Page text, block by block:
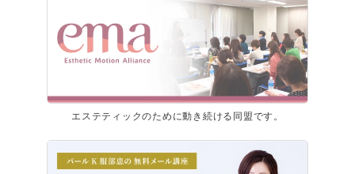
エステティックのために動き続ける同盟です。